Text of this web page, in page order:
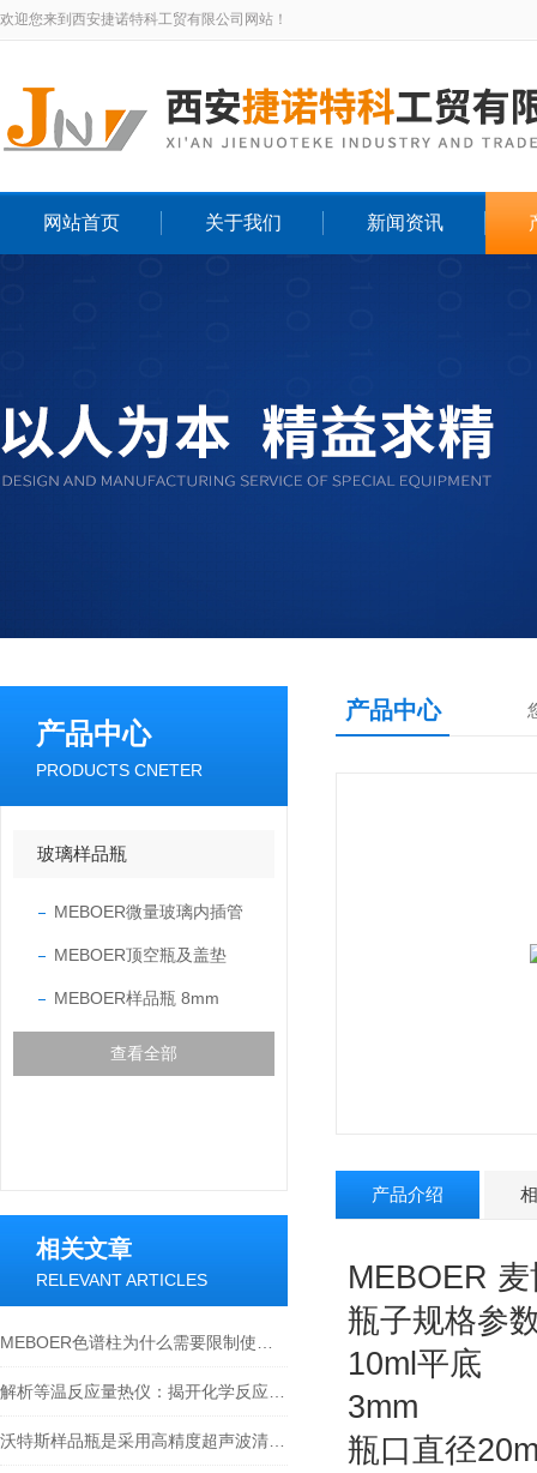
欢迎您来到西安捷诺特科工贸有限公司网站！
网站首页 关于我们 新闻资讯
产品中心
PRODUCTS CNETER
玻璃样品瓶
MEBOER微量玻璃内插管
MEBOER顶空瓶及盖垫
MEBOER样品瓶 8mm
查看全部
相关文章
RELEVANT ARTICLES
产品中心
产品介绍
MEBOER
瓶子
10ml
3mm
瓶口直